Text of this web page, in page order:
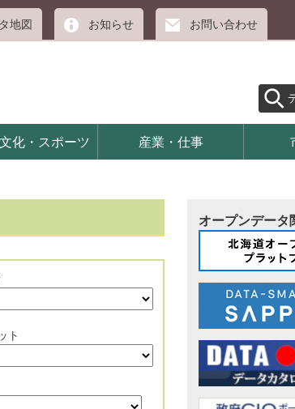
地図 お知らせ お問い合わせ
化・スポーツ 産業・仕事
ト
オープンデータ